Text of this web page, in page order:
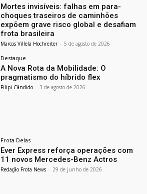
Mortes invisíveis: falhas em para-
choques traseiros de caminhões
expõem grave risco global e desafiam
frota brasileira
Marcos Villela Hochreiter - 5 de agosto de 2026
Destaque
A Nova Rota da Mobilidade: O
pragmatismo do híbrido flex
Filipi Cândido - 3 de agosto de 2026
Frota Delas
Ever Express reforça operações com
11 novos Mercedes-Benz Actros
Redação Frota News - 29 de junho de 2026